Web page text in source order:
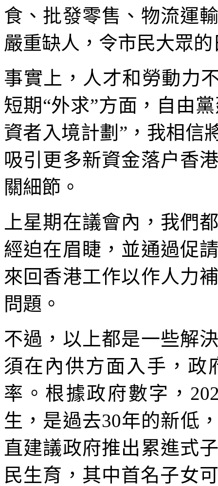
食、批發零售、物流運
嚴重缺人，令市民大眾
事實上，人才和勞動力
短期“外求”方面，自由
資者入境計劃”，我相信
吸引更多新資金落户香
關細節。
上星期在議會內，我們
經迫在眉睫，並通過促
來回香港工作以作人力
問題。
不過，以上都是一些解
須在內供方面入手，政
率。根據政府數字，
生，是過去30年的新低
直建議政府推出累進式
民生育，其中首名子女